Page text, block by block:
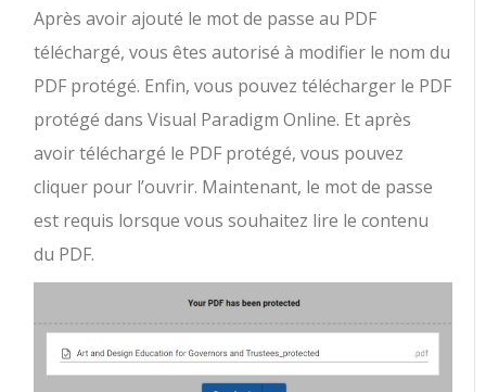
Après avoir ajouté le mot de passe au PDF
téléchargé, vous êtes autorisé à modifier le nom du
PDF protégé. Enfin, vous pouvez télécharger le PDF
protégé dans Visual Paradigm Online. Et après
avoir téléchargé le PDF protégé, vous pouvez
cliquer pour l’ouvrir. Maintenant, le mot de passe
est requis lorsque vous souhaitez lire le contenu
du PDF.